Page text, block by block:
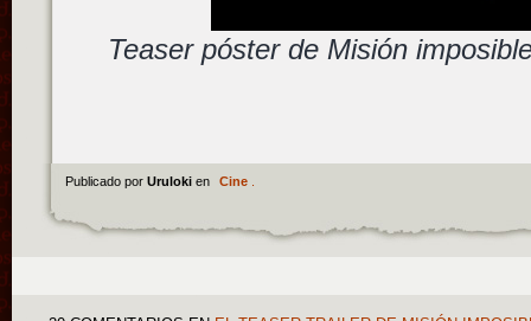
Teaser póster de Misión
Publicado por Uruloki en Cine.